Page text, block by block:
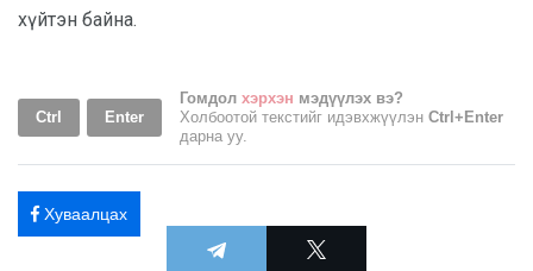
хүйтэн байна.
Ctrl Enter
Гомдол хэрхэн мэдүүлэх вэ?
Холбоотой текстийг идэвхжүүлэн Ctrl+Enter
дарна уу.
Хуваалцах